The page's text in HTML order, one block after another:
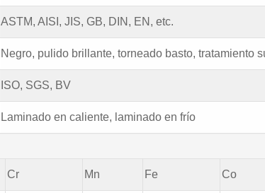
ASTM, AISI, JIS, GB, DIN, EN, etc.
Negro, pulido brillante, torneado basto, tratamiento
ISO, SGS, BV
Laminado en caliente, laminado en frío
Cr Mn Fe Co